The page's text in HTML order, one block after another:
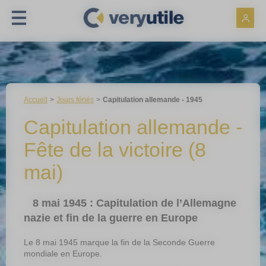
Accueil Jours fériés Capitulation allemande - 1945
Capitulation allemande -
Fête de la victoire (8
mai)
8 mai 1945 : Capitulation de l’Allemagne
nazie et fin de la guerre en Europe
Le 8 mai 1945 marque la fin de la Seconde Guerre
mondiale en Europe.